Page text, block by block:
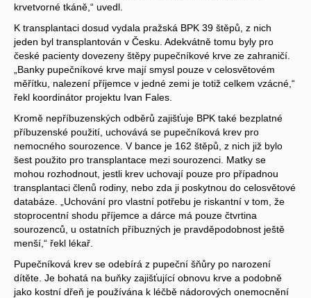
krvetvorné tkáně,“ uvedl.
K transplantaci dosud vydala pražská BPK 39 štěpů, z nich
jeden byl transplantován v Česku. Adekvátně tomu byly pro
české pacienty dovezeny štěpy pupečníkové krve ze zahraničí.
„Banky pupečníkové krve mají smysl pouze v celosvětovém
měřítku, nalezení příjemce v jedné zemi je totiž celkem vzácné,“
řekl koordinátor projektu Ivan Fales.
Kromě nepříbuzenských odběrů zajišťuje BPK také bezplatné
příbuzenské použití, uchovává se pupečníková krev pro
nemocného sourozence. V bance je 162 štěpů, z nich již bylo
šest použito pro transplantace mezi sourozenci. Matky se
mohou rozhodnout, jestli krev uchovají pouze pro případnou
transplantaci členů rodiny, nebo zda ji poskytnou do celosvětové
databáze. „Uchování pro vlastní potřebu je riskantní v tom, že
stoprocentní shodu příjemce a dárce má pouze čtvrtina
sourozenců, u ostatních příbuzných je pravděpodobnost ještě
menší,“ řekl lékař.
Pupečníková krev se odebírá z pupeční šňůry po narození
dítěte. Je bohatá na buňky zajišťující obnovu krve a podobně
jako kostní dřeň je používána k léčbě nádorových onemocnění